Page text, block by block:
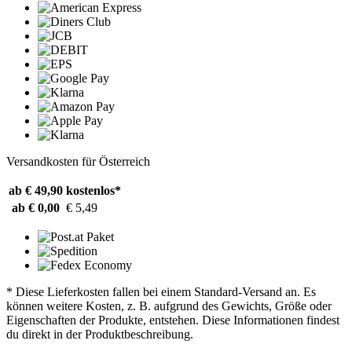
Versandkosten für Österreich
ab € 49,90 kostenlos*
ab € 0,00 € 5,49
* Diese Lieferkosten fallen bei einem Standard-Versand an. Es
können weitere Kosten, z. B. aufgrund des Gewichts, Größe oder
Eigenschaften der Produkte, entstehen. Diese Informationen findest
du direkt in der Produktbeschreibung.